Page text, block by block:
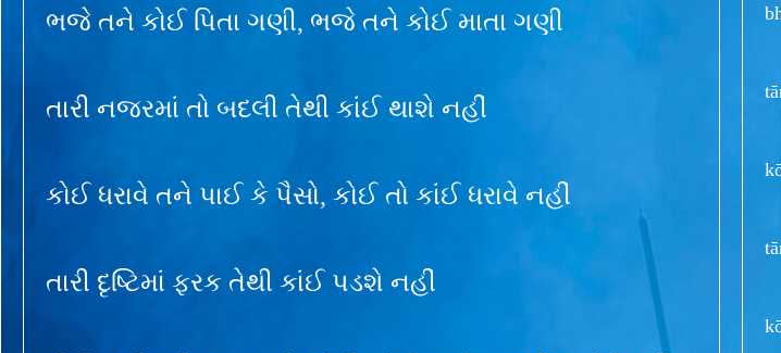
ભજે તને કોઈ પિતા ગણી, ભજે તને કોઈ માતા ગણી
તારી નજરમાં તો બદલી તેથી કાંઈ થાશે નહીં
કોઈ ધરાવે તને પાઈ કે પૈસો, કોઈ તો કાંઈ ધરાવે નહીં
તારી દૃષ્ટિમાં ફરક તેથી કાંઈ પડશે નહીં